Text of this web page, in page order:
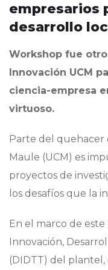
empresarios
desarrollo
Workshop fue
Innovación UCM
ciencia-empresa
virtuoso.
Parte del quehacer
Maule (UCM) es
proyectos de
los desafíos que la
En el marco de
Innovación,
(DIDTT) del